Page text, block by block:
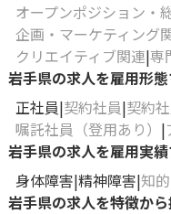
オープンポジション・
企画・マーケティング
クリエイティブ関連 専
岩手県の求人を雇用形
正社員 契約社員 契約
嘱託社員（登用あり）
岩手県の求人を雇用実
身体障害 精神障害 知
岩手県の求人を特徴か